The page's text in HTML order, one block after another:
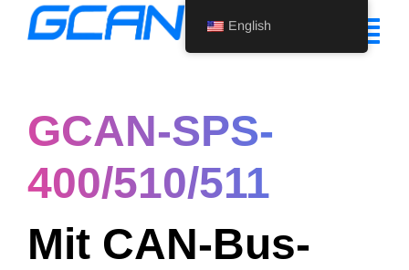
Product
Support
About Us
GCAN-SPS-
400/510/511
Mit CAN-Bus-
English